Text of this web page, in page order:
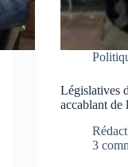
Législatives
accablant
3